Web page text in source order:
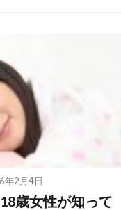
年2月4日
歳女性が知って